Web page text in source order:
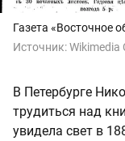
Газета «Восточное
Источник:Wikimedia
В Петербурге
трудиться над
увидела свет в